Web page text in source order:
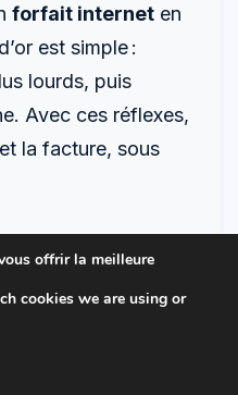
forfait internet en
est simple :
lourds, puis
Avec ces réflexes,
la facture, sous
un mois avec
et que les visios ne
offrir la meilleure
cookies we are using or